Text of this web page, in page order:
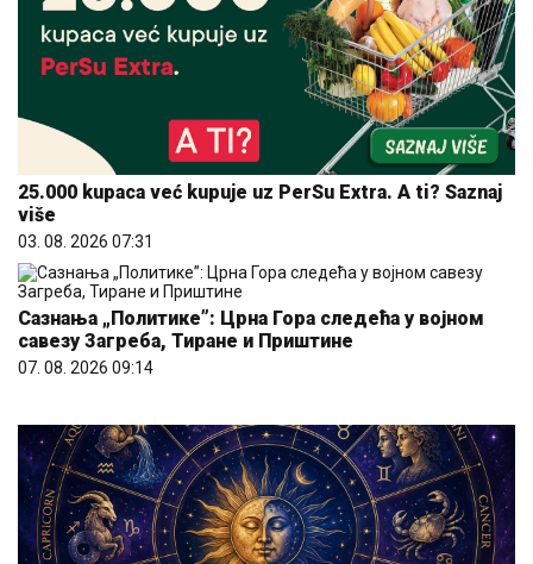
25.000 kupaca već kupuje uz PerSu Extra. A ti? Saznaj
više
03. 08. 2026 07:31
Сазнања „Политике”: Црна Гора следећа у војном
савезу Загреба, Тиране и Приштине
07. 08. 2026 09:14